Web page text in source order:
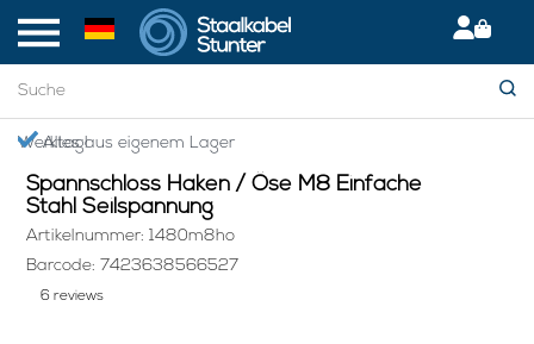
Giropay: Sicher & bequem bezahlen
Startseite > Spannschloss Haken / Öse M8 Einfache Stahl Seilspannung
Spannschloss Haken / Öse M8 Einfache
Stahl Seilspannung
Artikelnummer: 1480m8ho
Barcode: 7423638566527
6 reviews